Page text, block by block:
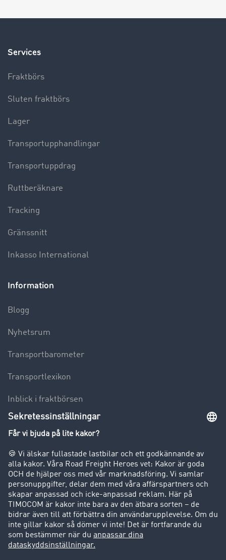
Services
Fraktbörs
Sluten fraktbörs
Lager
Transportupphandlingar
Transportuppdrag
Ruttberäknare
Tracking
Gränssnitt
Inkasso International
Information
Blogg
Nyhetsrum
Transportbarometer
Transportlexikon
Inblick i fraktbörsen
Körförbud för lastbilar
Företag
Kunder värvar kunder
Success Stories
Support
Support